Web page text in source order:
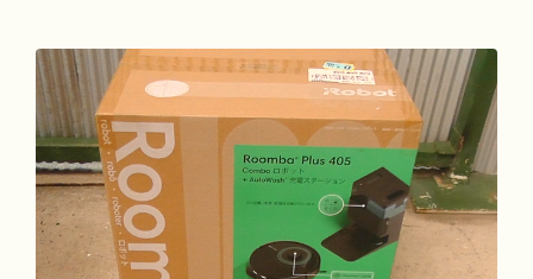
料金について
お得な在庫商品
よくある質問